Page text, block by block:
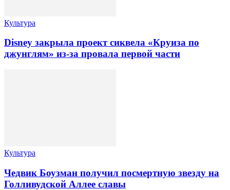
Культура
Disney закрыла проект сиквела «Круиза по
джунглям» из-за провала первой части
Культура
Чедвик Боузман получил посмертную звезду на
Голливудской Аллее славы